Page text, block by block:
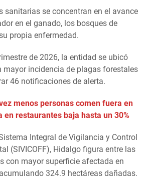
sanitarias se concentran en el avance
en el ganado, los bosques de
propia enfermedad.
de 2026, la entidad se ubicó
mayor incidencia de plagas forestales
46 notificaciones de alerta.
menos personas comen fuera en
en restaurantes baja hasta un 30%
Integral de Vigilancia y Control
(SIVICOFF), Hidalgo figura entre las
con mayor superficie afectada en
324.9 hectáreas dañadas.